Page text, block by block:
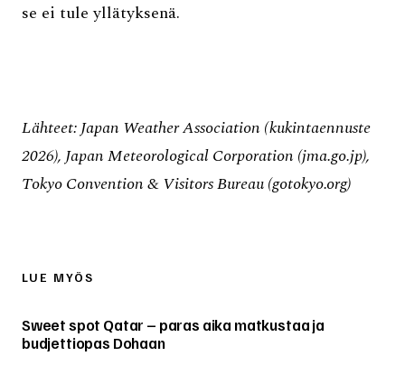
se ei tule yllätyksenä.
Lähteet: Japan Weather Association (kukintaennuste
2026), Japan Meteorological Corporation (jma.go.jp),
Tokyo Convention & Visitors Bureau (gotokyo.org)
LUE MYÖS
Sweet spot Qatar – paras aika matkustaa ja
budjettiopas Dohaan